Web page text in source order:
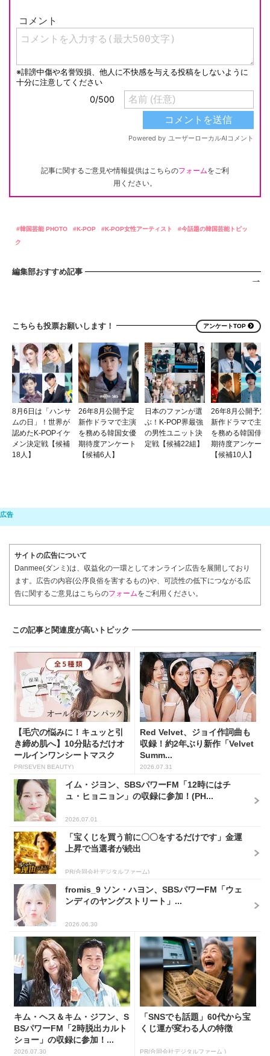
記事に関するご意見や情報提供はこちらのフォームをご利
用ください。
韓国芸能 PHOTO K-POP K-POP女性アーティスト
今話題の韓国芸能トピッ
ク
編集部おすすめ記事
こちらも投票お願いします！ アンケートTOP
8月6日は「ハンサ
ムの日」！世界が
認めたK-POPイケ
メン決定戦【候補
18人】
26年8月公開予定
新作ドラマで主演
を務める韓国女優
期待度アンケート
【候補6人】
日本のファンが選
ぶ！K-POP界最強
の男性ユニット決
定戦【候補22組】
26年8月公開予定
新作ドラマで主演
を務める韓国俳優
期待度アンケート
【候補10人】
サイトの広告について
Danmee(ダンミ)は、収益化の一環としてオンライン広告を展開しており
ます。広告の内容(公序良俗を害するもの)や、可読性の低下につながる広
告に関するご意見はこちらのフォームをご利用ください。
この記事と関連度が高いトピック
【毛穴の悩みに！キュッと引
き締め肌へ】10分貼るだけオ
ールインワンシートマスク
PR(SEVEN BEAUTY)
Red Velvet、ジョイ作詞曲も
収録！約2年ぶり新作「Velvet
Summ...
2026.07.31
イム・ジヨン、SBSパワーFM「12時にはチ
ュ・ヒョニョン」の収録に参加！(PH...
2026.07.01
「宝くじを買う前に〇〇をするだけです」金運
上昇で当選者が続出
PR(合同会社デジタルファーム)
fromis_9 ソン・ハヨン、SBSパワーFM「ウェ
ンディのヤングストリート」...
2026.06.30
キム・ヘス＆キム・ジフン、S
BSパワーFM「2時脱出カルト
ショー」の収録に参加！...
2026.07.30
「SNSでも話題」60代から宝
くじ運が変わる人の特徴
PR(合同会社デジタルファーム )